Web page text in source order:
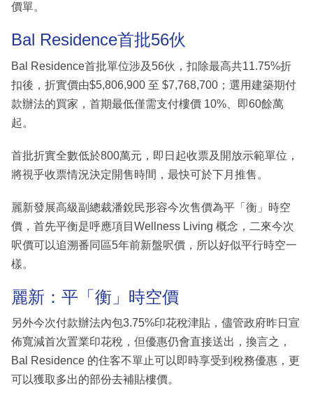
價單。
Bal Residence首批56伙
Bal Residence首批單位涉及56伙，扣除最高共11.75%折
扣後，折實價由$5,806,900 至 $7,768,700；選用建築期付
款辦法的買家，首期最低僅需支付樓價 10%、即60餘萬
起。
首批折實全數低於800萬元，即日起收票及開放示範單位，
將視乎收票情況決定開售時間，最快可於下月推售。
麗新發展高級副總裁潘銳民形容今次售價為平「衡」時空
價，首先平衡是呼應項目Wellness Living 概念，二來今次
呎價可以追溯番同區5年前新盤呎價，所以好似平行時空一
樣。
麗新：平「衡」時空價
另外今次付款辦法內包3.75%印花稅津貼，儘管政府昨日宣
佈寬減首次置業印花稅，但優惠仍會直接送出，換言之，
Bal Residence 的住客不單止可以即時享受到稅務優惠，更
可以獲取多出的部份去補貼樓價。